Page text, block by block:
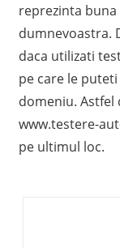
reprezinta
dumnevoastra.
daca utilizati
pe care le
domeniu.
www.testere-
pe ultimul loc.